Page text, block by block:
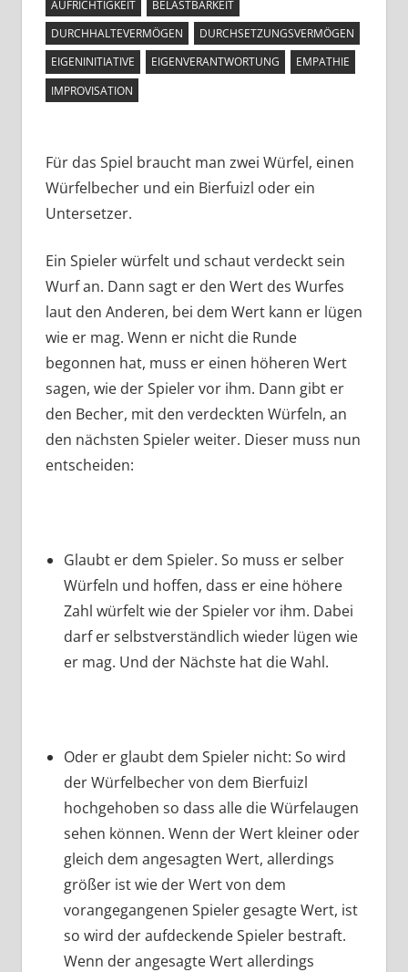
AUFRICHTIGKEIT
BELASTBARKEIT
DURCHHALTEVERMÖGEN
DURCHSETZUNGSVERMÖGEN
EIGENINITIATIVE
EIGENVERANTWORTUNG
EMPATHIE
IMPROVISATION
Für das Spiel braucht man zwei Würfel, einen
Würfelbecher und ein Bierfuizl oder ein
Untersetzer.
Ein Spieler würfelt und schaut verdeckt sein
Wurf an. Dann sagt er den Wert des Wurfes
laut den Anderen, bei dem Wert kann er lügen
wie er mag. Wenn er nicht die Runde
begonnen hat, muss er einen höheren Wert
sagen, wie der Spieler vor ihm. Dann gibt er
den Becher, mit den verdeckten Würfeln, an
den nächsten Spieler weiter. Dieser muss nun
entscheiden:
Glaubt er dem Spieler. So muss er selber
Würfeln und hoffen, dass er eine höhere
Zahl würfelt wie der Spieler vor ihm. Dabei
darf er selbstverständlich wieder lügen wie
er mag. Und der Nächste hat die Wahl.
Oder er glaubt dem Spieler nicht: So wird
der Würfelbecher von dem Bierfuizl
hochgehoben so dass alle die Würfelaugen
sehen können. Wenn der Wert kleiner oder
gleich dem angesagten Wert, allerdings
größer ist wie der Wert von dem
vorangegangenen Spieler gesagte Wert, ist
so wird der aufdeckende Spieler bestraft.
Wenn der angesagte Wert allerdings